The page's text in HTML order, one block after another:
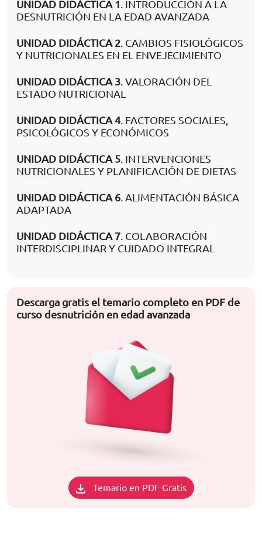
UNIDAD DIDÁCTICA 1. INTRODUCCIÓN A LA
DESNUTRICIÓN EN LA EDAD AVANZADA
UNIDAD DIDÁCTICA 2. CAMBIOS FISIOLÓGICOS
Y NUTRICIONALES EN EL ENVEJECIMIENTO
UNIDAD DIDÁCTICA 3. VALORACIÓN DEL
ESTADO NUTRICIONAL
UNIDAD DIDÁCTICA 4. FACTORES SOCIALES,
PSICOLÓGICOS Y ECONÓMICOS
UNIDAD DIDÁCTICA 5. INTERVENCIONES
NUTRICIONALES Y PLANIFICACIÓN DE DIETAS
UNIDAD DIDÁCTICA 6. ALIMENTACIÓN BÁSICA
ADAPTADA
UNIDAD DIDÁCTICA 7. COLABORACIÓN
INTERDISCIPLINAR Y CUIDADO INTEGRAL
Descarga gratis el temario completo en PDF de
curso desnutrición en edad avanzada
Temario en PDF Gratis